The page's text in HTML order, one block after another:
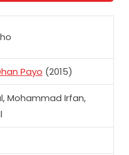
Payo (2015)
Mohammad Irfan,